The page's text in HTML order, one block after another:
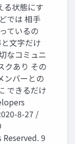
る状態にす
では 相手
ているの
文字だけ
なコミュニ
クあり その
ンバーとの
できるだけ
8-27 /
Reserved. 9